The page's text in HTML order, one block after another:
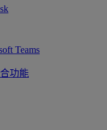
Teams
功能